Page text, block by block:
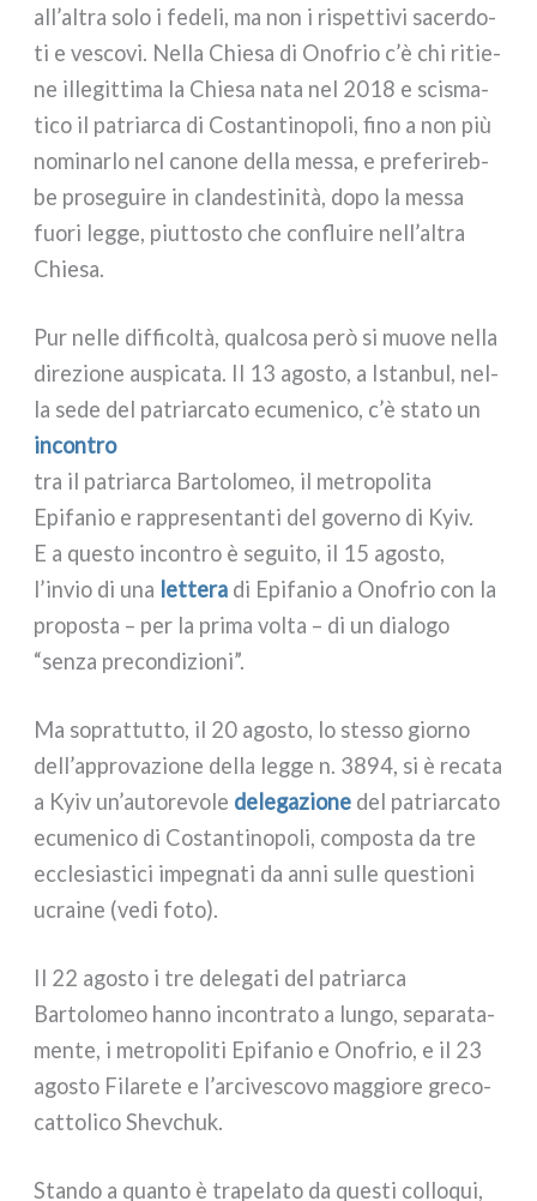
all’altra solo i fede­li, ma non i rispet­ti­vi sacer­do­
ti e vesco­vi. Nella Chiesa di Onofrio c’è chi ritie­
ne ille­git­ti­ma la Chiesa nata nel 2018 e sci­sma­
ti­co il patriar­ca di Costantinopoli, fino a non più
nomi­nar­lo nel cano­ne del­la mes­sa, e pre­fe­ri­reb­
be pro­se­gui­re in clan­de­sti­ni­tà, dopo la mes­sa
fuo­ri leg­ge, piut­to­sto che con­flui­re nell’altra
Chiesa.
Pur nel­le dif­fi­col­tà, qual­co­sa però si muo­ve nel­la
dire­zio­ne auspi­ca­ta. Il 13 ago­sto, a Istanbul, nel­
la sede del patriar­ca­to ecu­me­ni­co, c’è sta­to un
incon­tro
tra il patriar­ca Bartolomeo, il metro­po­li­ta
Epifanio e rap­pre­sen­tan­ti del gover­no di Kyiv.
E a que­sto incon­tro è segui­to, il 15 ago­sto,
l’invio di una let­te­ra di Epifanio a Onofrio con la
pro­po­sta – per la pri­ma vol­ta – di un dia­lo­go
“sen­za pre­con­di­zio­ni”.
Ma soprat­tut­to, il 20 ago­sto, lo stes­so gior­no
dell’approvazione del­la leg­ge n. 3894, si è reca­ta
a Kyiv un’autorevole dele­ga­zio­ne del patriar­ca­to
ecu­me­ni­co di Costantinopoli, com­po­sta da tre
eccle­sia­sti­ci impe­gna­ti da anni sul­le que­stio­ni
ucrai­ne (vedi foto).
Il 22 ago­sto i tre dele­ga­ti del patriar­ca
Bartolomeo han­no incon­tra­to a lun­go, sepa­ra­ta­
men­te, i metro­po­li­ti Epifanio e Onofrio, e il 23
ago­sto Filarete e l’arcivescovo mag­gio­re greco-
cattolico Shevchuk.
Stando a quan­to è tra­pe­la­to da que­sti col­lo­qui,